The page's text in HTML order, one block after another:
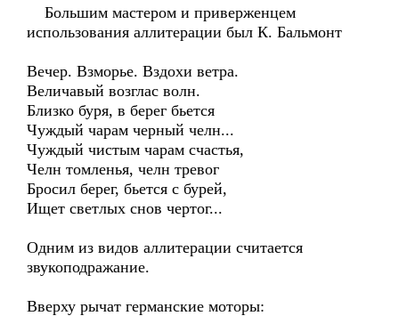
Большим мастером и приверженцем
использования аллитерации был К. Бальмонт
Вечер. Взморье. Вздохи ветра.
Величавый возглас волн.
Близко буря, в берег бьется
Чуждый чарам черный челн...
Чуждый чистым чарам счастья,
Челн томленья, челн тревог
Бросил берег, бьется с бурей,
Ищет светлых снов чертог...
Одним из видов аллитерации считается
звукоподражание.
Вверху рычат германские моторы: